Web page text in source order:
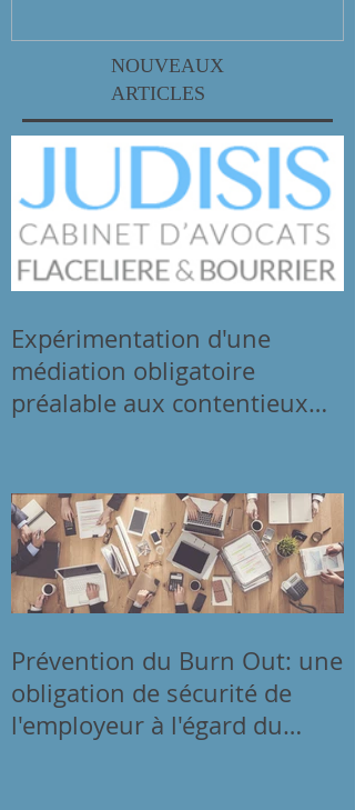
NOUVEAUX
ARTICLES
Expérimentation d'une
médiation obligatoire
préalable aux contentieux
Prévention du Burn Out: une
obligation de sécurité de
l'employeur à l'égard du